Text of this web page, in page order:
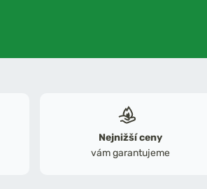
Nejnižší ceny
vám garantujeme